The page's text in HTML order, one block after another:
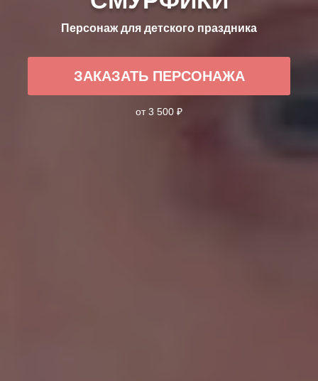
Персонаж для детского праздника
ЗАКАЗАТЬ ПЕРСОНАЖА
от 3 500 ₽